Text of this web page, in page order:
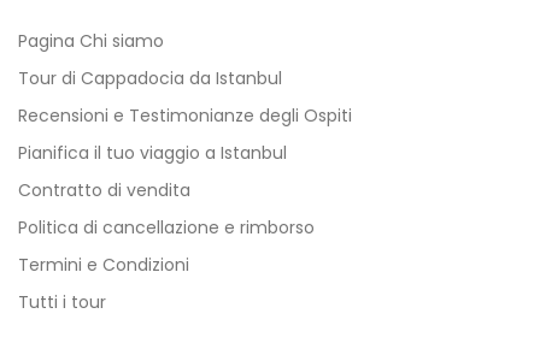
Pagina Chi siamo
Tour di Cappadocia da Istanbul
Recensioni e Testimonianze degli Ospiti
Pianifica il tuo viaggio a Istanbul
Contratto di vendita
Politica di cancellazione e rimborso
Termini e Condizioni
Tutti i tour